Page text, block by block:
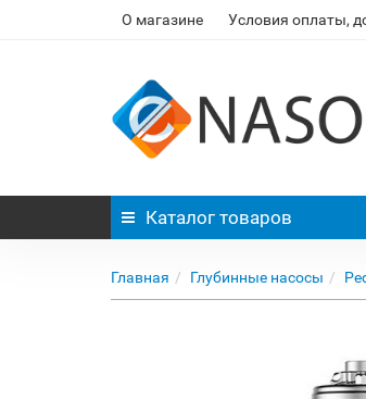
О магазине Условия оплаты,
Каталог товаров
Главная Глубинные насосы